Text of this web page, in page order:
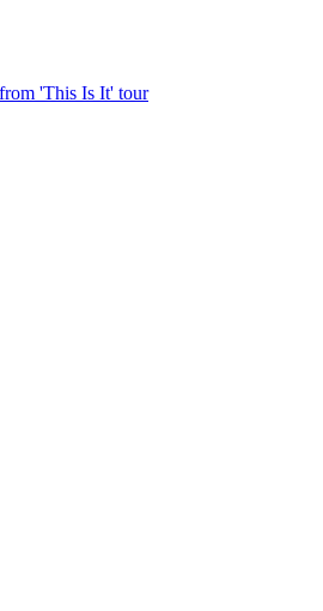
'This Is It' tour